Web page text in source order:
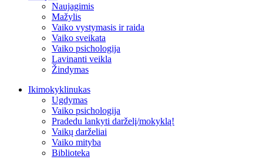
Naujagimis
Mažylis
Vaiko vystymasis ir raida
Vaiko sveikata
Vaiko psichologija
Lavinanti veikla
Žindymas
Ikimokyklinukas
Ugdymas
Vaiko psichologija
Pradedu lankyti darželį/mokyklą!
Vaikų darželiai
Vaiko mityba
Biblioteka